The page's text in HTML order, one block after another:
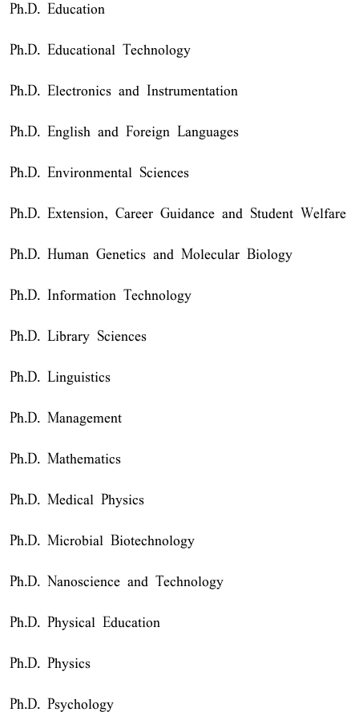
Ph.D. Education
Ph.D. Educational Technology
Ph.D. Electronics and Instrumentation
Ph.D. English and Foreign Languages
Ph.D. Environmental Sciences
Ph.D. Extension, Career Guidance and Student Welfare
Ph.D. Human Genetics and Molecular Biology
Ph.D. Information Technology
Ph.D. Library Sciences
Ph.D. Linguistics
Ph.D. Management
Ph.D. Mathematics
Ph.D. Medical Physics
Ph.D. Microbial Biotechnology
Ph.D. Nanoscience and Technology
Ph.D. Physical Education
Ph.D. Physics
Ph.D. Psychology